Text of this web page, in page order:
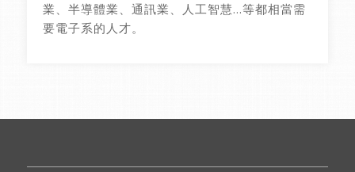
業、半導體業、通訊業、人工智慧…等都相當需
要電子系的人才。